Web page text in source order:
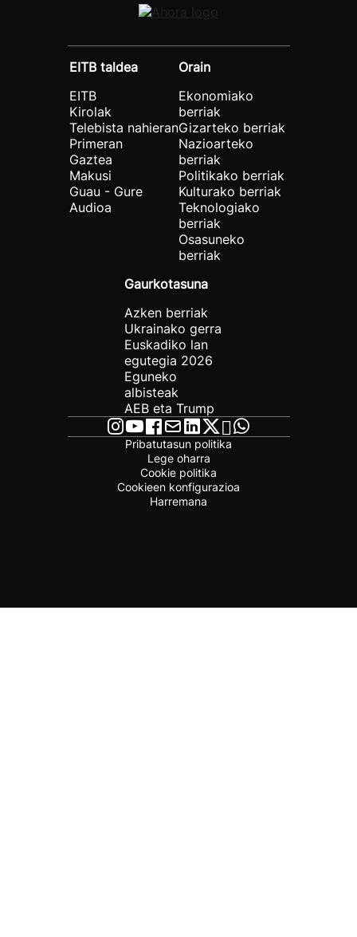
EITB taldea
EITB
Kirolak
Telebista nahieran
Primeran
Gaztea
Makusi
Guau - Gure
Audioa
Orain
Ekonomiako
berriak
Gizarteko berriak
Nazioarteko
berriak
Politikako berriak
Kulturako berriak
Teknologiako
berriak
Osasuneko
berriak
Gaurkotasuna
Azken berriak
Ukrainako gerra
Euskadiko lan
egutegia 2026
Eguneko
albisteak
AEB eta Trump
Pribatutasun politika
Lege oharra
Cookie politika
Cookieen konfigurazioa
Harremana